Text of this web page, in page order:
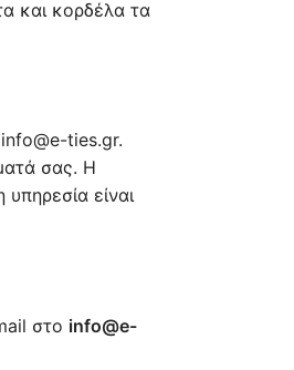
και κορδέλα τα
ties.gr.
σας. Η
είναι
στο info@e-